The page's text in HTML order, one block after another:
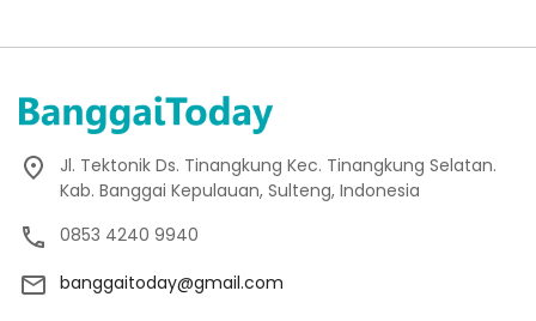
Jl. Tektonik Ds. Tinangkung Kec. Tinangkung Selatan.
Kab. Banggai Kepulauan, Sulteng, Indonesia
0853 4240 9940
banggaitoday@gmail.com